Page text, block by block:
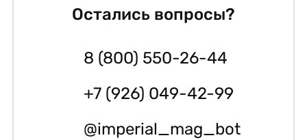
Остались вопросы?
8 (800) 550-26-44
+7 (926) 049-42-99
@imperial_mag_bot